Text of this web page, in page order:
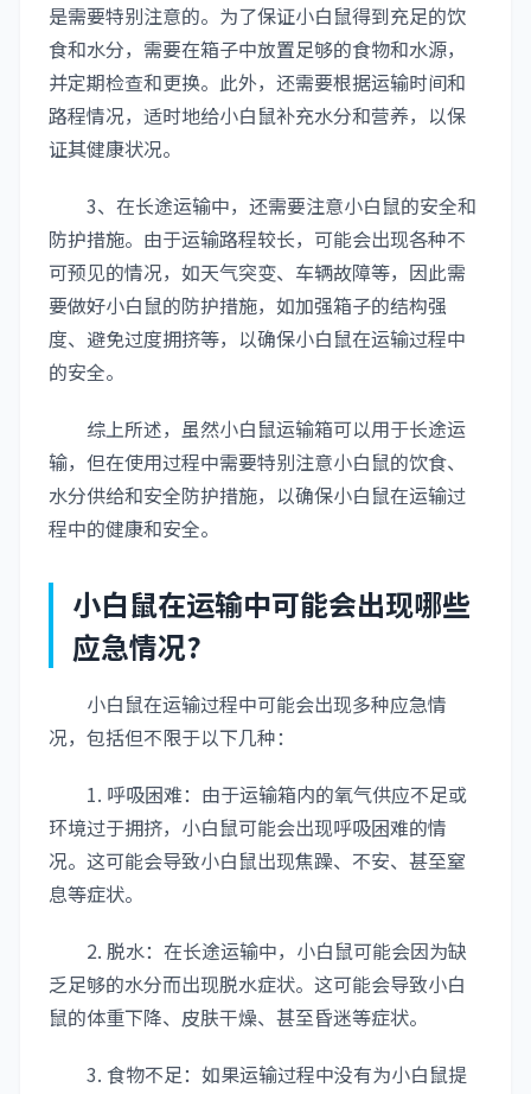
是需要特别注意的。为了保证小白鼠得到充足的饮
食和水分，需要在箱子中放置足够的食物和水源，
并定期检查和更换。此外，还需要根据运输时间和
路程情况，适时地给小白鼠补充水分和营养，以保
证其健康状况。
3、在长途运输中，还需要注意小白鼠的安全和
防护措施。由于运输路程较长，可能会出现各种不
可预见的情况，如天气突变、车辆故障等，因此需
要做好小白鼠的防护措施，如加强箱子的结构强
度、避免过度拥挤等，以确保小白鼠在运输过程中
的安全。
综上所述，虽然小白鼠运输箱可以用于长途运
输，但在使用过程中需要特别注意小白鼠的饮食、
水分供给和安全防护措施，以确保小白鼠在运输过
程中的健康和安全。
小白鼠在运输中可能会出现哪些
应急情况?
小白鼠在运输过程中可能会出现多种应急情
况，包括但不限于以下几种：
1. 呼吸困难：由于运输箱内的氧气供应不足或
环境过于拥挤，小白鼠可能会出现呼吸困难的情
况。这可能会导致小白鼠出现焦躁、不安、甚至窒
息等症状。
2. 脱水：在长途运输中，小白鼠可能会因为缺
乏足够的水分而出现脱水症状。这可能会导致小白
鼠的体重下降、皮肤干燥、甚至昏迷等症状。
3. 食物不足：如果运输过程中没有为小白鼠提